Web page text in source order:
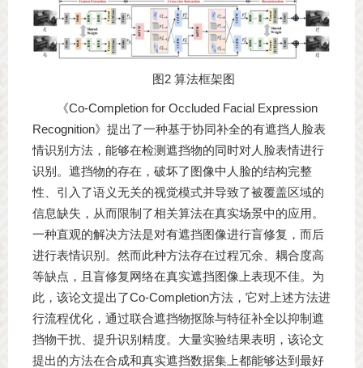
图2 算法框架图
《Co-Completion for Occluded Facial Expression
Recognition》提出了一种基于协同补全的有遮挡人脸表
情识别方法，能够在检测遮挡物的同时对人脸表情进行
识别。遮挡物的存在，破坏了图像中人脸的结构完整
性、引入了语义无关的视觉模式并导致了被覆盖区域的
信息缺失，从而限制了相关算法在真实场景中的应用。
一种直观的解决方法是对有遮挡图像进行盲修复，而后
进行表情识别。然而此种方法存在过程冗余、耦合度高
等缺点，且盲修复网络在真实遮挡图像上表现不佳。为
此，该论文提出了Co-Completion方法，它对上述方法进
行流程优化，通过联合遮挡物抠除与特征补全以抑制遮
挡物干扰、提升识别精度。大量实验结果表明，该论文
提出的方法在合成和真实遮挡数据集上都能够达到最好